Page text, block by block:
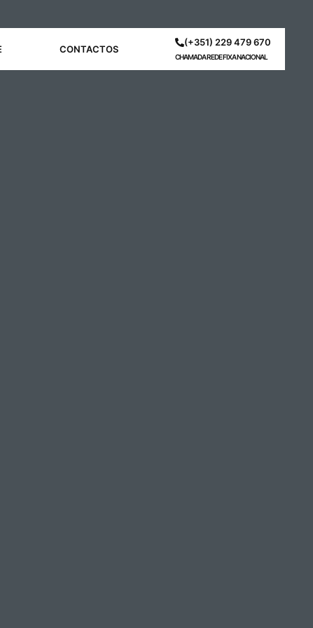
CONTACTOS
(+351) 229 479 670
CHAMADA REDE FIXA NACIONAL